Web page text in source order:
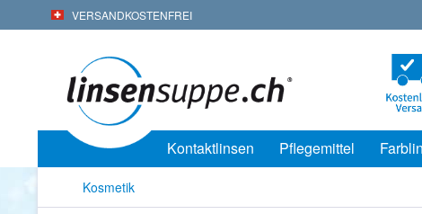
VERSANDKOSTENFREI
Kontaktlinsen Pflegemittel
Kosmetik